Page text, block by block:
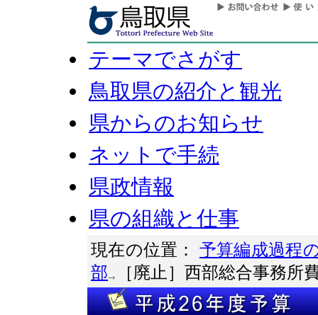
テーマでさがす
鳥取県の紹介と観光
県からのお知らせ
ネットで手続
県政情報
県の組織と仕事
現在の位置： 予算編成過程
部
［廃止］西部総合事務